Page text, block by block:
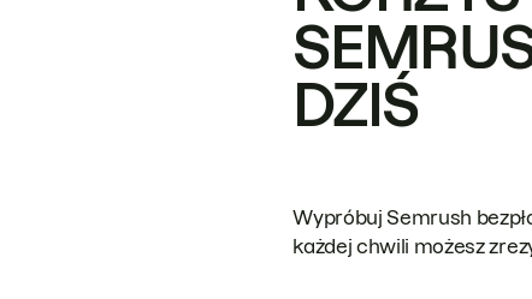
DZIŚ
Wypróbuj Semrush
każdej chwili możesz